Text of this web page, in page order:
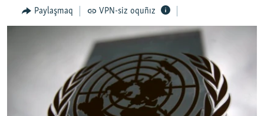
İNSAN AQLARI
Paylaşmaq VPN-siz oquñız